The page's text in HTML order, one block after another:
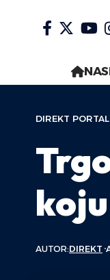
DIREKT PORTAL
AUTOR:DIREKT